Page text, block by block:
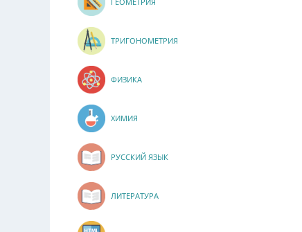
ТРИГОНОМЕТРИЯ
ФИЗИКА
ХИМИЯ
РУССКИЙ ЯЗЫК
ЛИТЕРАТУРА